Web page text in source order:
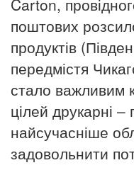
Carton,
поштових
продуктів
передмістя
стало важливим
цілей друкарні –
найсучасніше
задовольнити